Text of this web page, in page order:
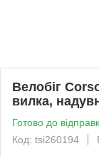
Велобіг
вилка,
Готово до
Код: tsi260194